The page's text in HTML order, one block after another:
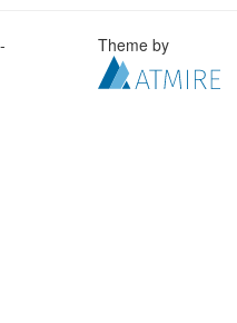
Theme by